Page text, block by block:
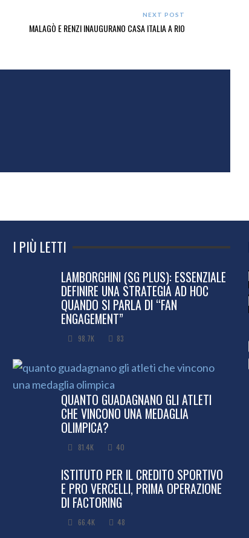
NEXT POST
MALAGÒ E RENZI INAUGURANO CASA ITALIA A RIO
I PIÙ LETTI
LAMBORGHINI (SG PLUS): ESSENZIALE
DEFINIRE UNA STRATEGIA AD HOC
QUANDO SI PARLA DI “FAN
ENGAGEMENT”
98.7K 83
QUANTO GUADAGNANO GLI ATLETI
CHE VINCONO UNA MEDAGLIA
OLIMPICA?
81.4K 40
ISTITUTO PER IL CREDITO SPORTIVO
E PRO VERCELLI, PRIMA OPERAZIONE
DI FACTORING
66.4K 48